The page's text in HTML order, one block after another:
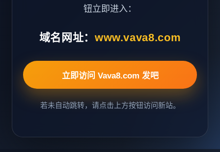
钮立即进入：
域名网址： www.vava8.com
立即访问 Vava8.com 发吧
若未自动跳转，请点击上方按钮访问新站。